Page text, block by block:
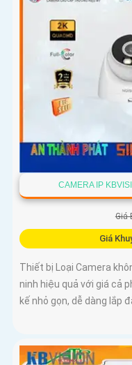
CAMERA IP
Giá
Giá
Thiết bị Loại Camera
ninh hiệu quả với giá cả
kế nhỏ gọn, dễ dàng lắp